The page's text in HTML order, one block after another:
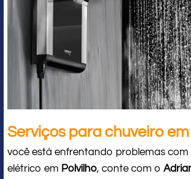
Serviços para chuveiro em
você está enfrentando problemas com
elétrico em Polvilho, conte com o